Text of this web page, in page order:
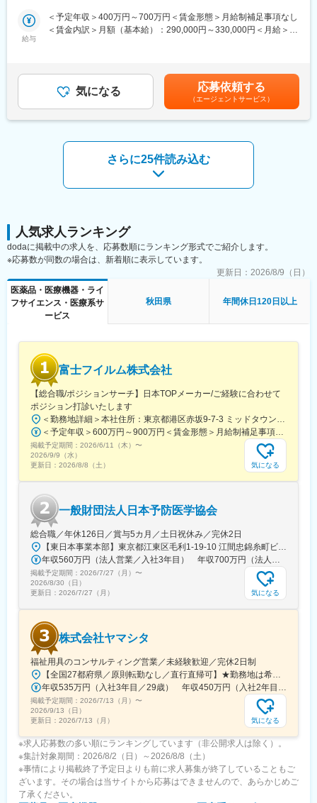
す。
同社製品は医療機関の診療報酬改定に対応する関係で需要に波が
■当社について：
当社は富士通パートナーとして特に秋田・青森・岩手で特に高い
シェアを誇り、業界としてもニーズが増え続けている成長産業で
当社では医療システム（電子カルテ、医療事務システムなど）、
介護システム、歯科医院向けのシステムなどの販社として、ヘル
スケア領域におけるITシステム導入での地域貢献を行っておりま
変更の範囲：会社の定める業務
＜具体的に＞
患者さんが治験に参加する手続きを助けたり、治験中のデータを
治験が成功するためにはCRCの役割が非常に重要で、医療の進歩
に貢献できるやりがいのある仕事です。
※担当する医療機関に常駐しての業務となります。
（1）コミュニケーション力：
患者さんに治験の内容をわかりやすく説明したり、医師や看護師
と連携することで伝える力が身に付きます。
（2）スケジュール管理力：
（3）医療の知識：
薬の種類や副作用、検査の内容など、医療に関する知識が自然と
増えていきます。薬剤師や看護師と話す機会も多いため学ぶこと
も多いです。
検査の結果を記録したり、書類をまとめたりする仕事もありま
す。パソコンの使い方や、正確に記録する力が身につきます。
（5）チームで働く力：
治験は医師、看護師、薬剤師など、いろんな職種の人と協力して
進めるので、チームワークの大切さを学べます。
【同社で働くメリット】
■安心の働きやすさ：
フレックスタイム制も取り入れ、柔軟に働き方をアレンジ可能。
残業時間も月10時間程度、産休育休の取得実績も多数あり、育児
手当もございます。
■充実の研修制度：
導入研修が80時間あり、手厚いフォロー体制があります。
CRC社内認定制度を採用し、継続研修を充実させることで常に新
しい知識を身につけ、スキルアップできる環境を用意していま
■キャリアステップ：
CRCとして幅広い経験を積むことや、スペシャリストとして特定
の疾患領域の専門的な経験を積んでいくことも可能です。
また、グループの垣根を超えCRCからSMAやCRAへのキャリアチ
ェンジ、事業の枠をこえ新たなキャリアにチャレンジされている
方もいらっしゃいます。
給与
＜予定年収＞400万円～700万円＜賃金形態＞月給制補足事項なし
＜賃金内訳＞月額（基本給）：290,000円～330,000円＜月給＞
る可能性があります。月給(月額)は固定手当を含めた表記です。
気になる 応募依頼する
（エージェントサービス）
さらに25件読み込む
人気求人ランキング
dodaに掲載中の求人を、応募数順にランキング形式でご紹介します。
※応募数が同数の場合は、新着順に表示しています。
更新日： 2026/8/9（日）
医薬品・医療機器・ライ
フサイエンス・医療系サ
ービス
秋田県 年間休日120日以上
富士フイルム株式会社
【総合職/ポジションサーチ】日本TOPメーカー/ご経験に合わせて
ポジション打診いたします
＜勤務地詳細＞本社住所：東京都港区赤坂9-7-3 ミッドタウン・ウェスト勤務地最寄駅：東京メトロ日比谷線／都営大江戸線／六本木駅受動喫煙対策：敷地内全面禁煙
＜予定年収＞600万円～900万円＜賃金形態＞月給制補足事項なし＜賃金内訳＞月額（基本給）：300,000円～500,000円＜月給＞300,000円～500,000円＜昇給有無＞有＜残業手当＞有賃金はあくまでも目安の金額であり、選考を通じて上下する可能性があります。月給(月額)は固定手当を含めた表記です。
掲載予定期間： 2026/6/11（木） 〜
2026/9/9（水）
更新日： 2026/8/8（土） 気になる
一般財団法人日本予防医学協会
総合職／年休126日／賞与5カ月／土日祝休み／完休2日
【東日本事業本部】東京都江東区毛利1-19-10 江間忠錦糸町ビル※訪問先からの直行直帰が可能です！＜アクセス＞・JR総武線（快速・各駅停車）／東京メトロ半蔵門線 錦糸町駅より徒歩5分・東京メトロ半蔵門線／都営新宿線 住吉駅より徒歩5分※受動喫煙対策:屋内全面禁煙
年収560万円（法人営業／入社3年目） 年収700万円（法人営業・チームリーダー／入社5年目）
掲載予定期間： 2026/7/27（月） 〜
2026/8/30（日）
更新日： 2026/7/27（月） 気になる
株式会社ヤマシタ
福祉用具のコンサルティング営業／未経験歓迎／完休2日制
【全国27都府県／原則転勤なし／直行直帰可】★勤務地は希望を考慮★拠点により車通勤OK※充足状況により、ご希望の勤務地での募集が終了している場合があります。※転居を伴う転勤の有無は、半年ごとに希望を伺い、選択いただけます。■東北■・宮城県（仙台市）■関東■・東京都（東京23区など）・神奈川県（横浜市など）・埼玉県（さいたま市など）・千葉県（千葉市など）・茨城県（水戸市）・栃木県（宇都宮市／足利市）・群馬県（前橋市）■東海■・愛知県（名古屋市／豊田市／豊橋市／小牧市）・静岡県（静岡市／浜松市／沼津市／焼津市／富士市）・岐阜県（岐阜市）・三重県（四日市市）■信越・北陸■・長野県（長野市）・山梨県（甲府市）・石川県（金沢市）・富山県（富山市）・福井県（福井市）■関西■・大阪府・兵庫県（神戸市／尼崎市／姫路市）・京都府（京都市）・奈良県（奈良市／天理市）・滋賀県（大津市／彦根市）・和歌山県（和歌山市／田辺市）■中国■・広島県（広島市）・岡山県（岡山市）■四国■・香川県（高松市）■九州■・福岡県（福岡市）
年収535万円（入社3年目／29歳） 年収450万円（入社2年目／26歳）
掲載予定期間： 2026/7/13（月） 〜
2026/9/13（日）
更新日： 2026/7/13（月） 気になる
※求人応募数の多い順にランキングしています（非公開求人は除く）。
※集計対象期間：2026/8/2（日）～2026/8/8（土）
※事情により掲載終了予定日よりも前に求人募集が終了していることもご
ざいます。その場合は当サイトから応募はできませんので、あらかじめご
了承ください。